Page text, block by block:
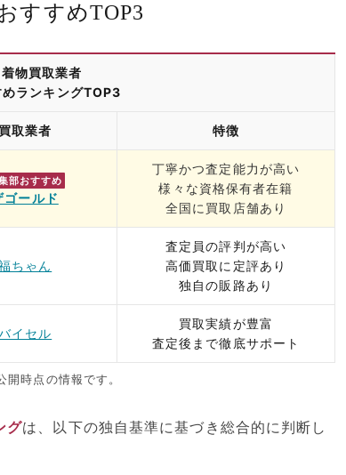
すすめTOP3
着物買取業者
めランキングTOP3
買取業者 特徴
部おすすめ
ゴールド
丁寧かつ査定能力が高い
様々な資格保有者在籍
全国に買取店舗あり
ちゃん
査定員の評判が高い
高価買取に定評あり
独自の販路あり
イセル
買取実績が豊富
査定後まで徹底サポート
開時点の情報です。
グは、以下の独自基準に基づき総合的に判断し